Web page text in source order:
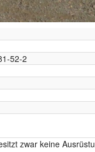
52-2
zwar keine